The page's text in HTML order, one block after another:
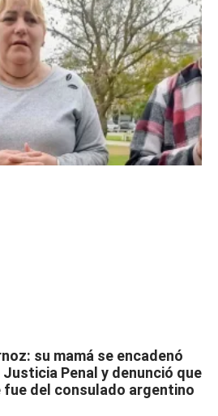
su mamá se encadenó
Penal y denunció que
fue del consulado argentino